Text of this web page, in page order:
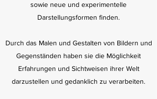
sowie neue und experimentelle
Darstellungsformen finden.
Durch das Malen und Gestalten von Bildern und
Gegenständen haben sie die Möglichkeit
Erfahrungen und Sichtweisen ihrer Welt
darzustellen und gedanklich zu verarbeiten.